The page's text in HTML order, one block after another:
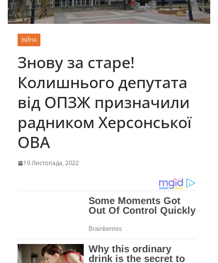
ВІЙНА
Знову за старе!
Колишнього депутата
від ОПЗЖ призначили
радником Херсонської
ОВА
19 Листопада, 2022